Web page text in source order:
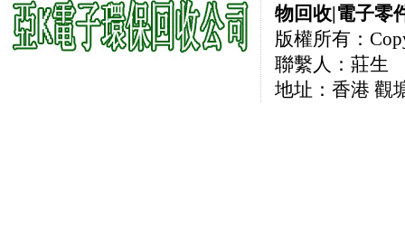
物回收|電子零
版權所有：
聯繫人：莊生
地址：香港 觀